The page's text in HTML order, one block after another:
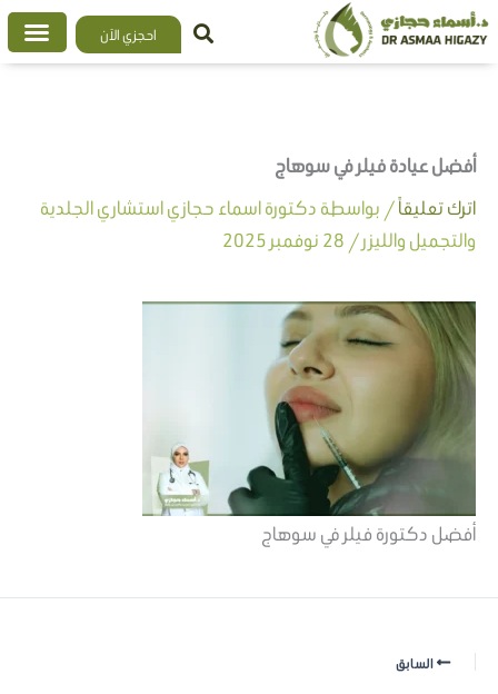
تخطي
إلى
احجزي الآن
أفضل عيادة فيلر في سوهاج
اترك تعليقاً/ بواسطة دكتورة اسماء حجازي استشاري الجلدية
والتجميل والليزر/ 28 نوفمبر 2025
أفضل دكتورة فيلر في سوهاج
السابق